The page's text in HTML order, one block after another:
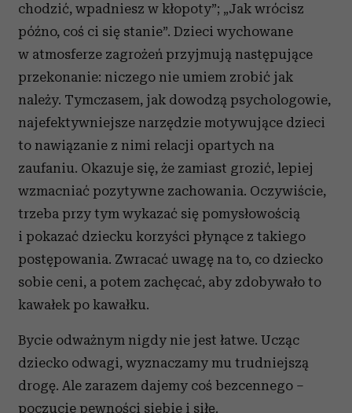
chodzić, wpadniesz w kłopoty”; „Jak wrócisz
późno, coś ci się stanie”. Dzieci wychowane
w atmosferze zagrożeń przyjmują następujące
przekonanie: niczego nie umiem zrobić jak
należy. Tymczasem, jak dowodzą psychologowie,
najefektywniejsze narzędzie motywujące dzieci
to nawiązanie z nimi relacji opartych na
zaufaniu. Okazuje się, że zamiast grozić, lepiej
wzmacniać pozytywne zachowania. Oczywiście,
trzeba przy tym wykazać się pomysłowością
i pokazać dziecku korzyści płynące z takiego
postępowania. Zwracać uwagę na to, co dziecko
sobie ceni, a potem zachęcać, aby zdobywało to
kawałek po kawałku.
Bycie odważnym nigdy nie jest łatwe. Ucząc
dziecko odwagi, wyznaczamy mu trudniejszą
drogę. Ale zarazem dajemy coś bezcennego –
poczucie pewności siebie i siłę.